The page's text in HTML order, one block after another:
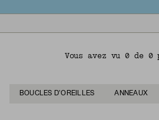
Vous avez vu 0 de 0
BOUCLES D'OREILLES ANNEAUX